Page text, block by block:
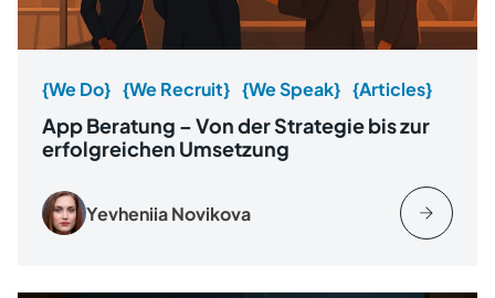
{We Do} {We Recruit} {We Speak} {Articles}
App Beratung – Von der Strategie bis zur
erfolgreichen Umsetzung
Yevheniia Novikova